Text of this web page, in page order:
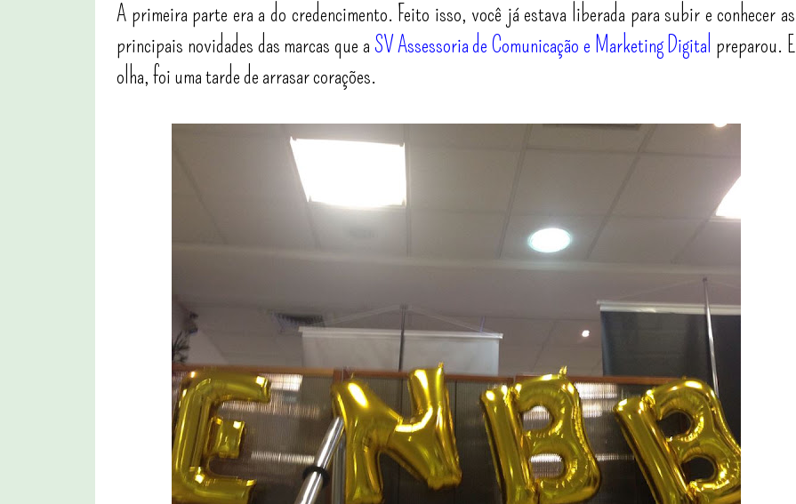
A primeira parte era a do credencimento. Feito isso, você já estava liberada para subir e conhecer as
principais novidades das marcas que a SV Assessoria de Comunicação e Marketing Digital preparou. E
olha, foi uma tarde de arrasar corações.